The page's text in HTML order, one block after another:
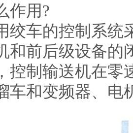
作用?
车的控制系统
和前后级设备的
控制输送机在零
车和变频器、电